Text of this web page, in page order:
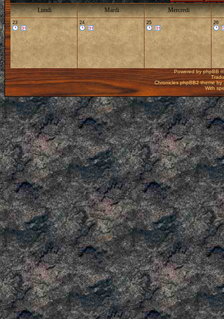
Lundi Mardi Mercredi
23 24 25 26
Powered byphpBB©
Chronicles phpBB2 theme by
With